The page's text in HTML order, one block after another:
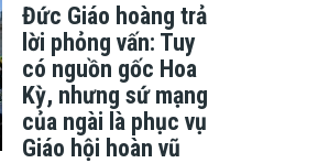
Đức Giáo hoàng trả
lời phỏng vấn: Tuy
có nguồn gốc Hoa
Kỳ, nhưng sứ mạng
của ngài là phục vụ
Giáo hội hoàn vũ